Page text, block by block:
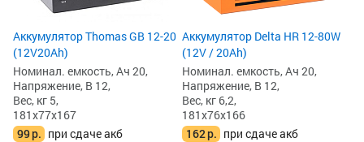
Аккумулятор Thomas GB 12-20
(12V20Ah)
Номинал. емкость, Ач 20,
Напряжение, В 12,
Вес, кг 5,
181x77x167
99р. при сдаче акб
Аккумулятор Delta HR 12-80W
(12V / 20Ah)
Номинал. емкость, Ач 20,
Напряжение, В 12,
Вес, кг 6,2,
181x76x166
162р. при сдаче акб